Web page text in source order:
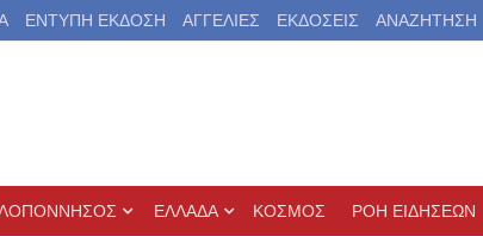
ΕΝΤΥΠΗ ΕΚΔΟΣΗ ΑΓΓΕΛΙΕΣ ΕΚΔΟΣΕΙΣ ΑΝΑΖΗΤΗΣΗ
ΕΛΛΑΔΑ ΚΟΣΜΟΣ ΡΟΗ ΕΙΔΗΣΕΩΝ